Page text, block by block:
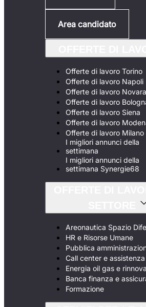
Area candidato
Offerte di lavoro Torino
Offerte di lavoro Napoli
Offerte di lavoro Novara
Offerte di lavoro
Offerte di lavoro Siena
Offerte di lavoro
Offerte di lavoro Milano
I migliori annunci della
settimana
I migliori annunci della
settimana Synergie68
Areonautica Spazio
HR e Risorse Umane
Pubblica
Call center e
Energia oil gas e
Banca finanza e
Formazione